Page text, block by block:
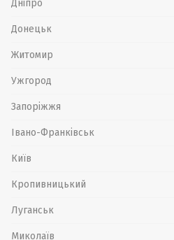
Дніпро
Донецьк
Житомир
Ужгород
Запоріжжя
Івано-Франківськ
Київ
Кропивницький
Луганськ
Миколаїв